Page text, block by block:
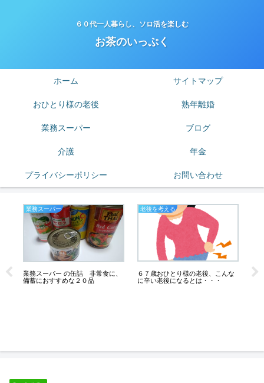
６０代一人暮らし、ソロ活を楽しむ
お茶のいっぷく
ホーム サイトマップ
おひとり様の老後 熟年離婚
業務スーパー ブログ
介護 年金
プライバシーポリシー お問い合わせ
業務スーパー
業務スーパー の缶詰 非常食に、
備蓄におすすめな２０品
老後を考える
６７歳おひとり様の老後、こんな
に辛い老後になるとは・・・